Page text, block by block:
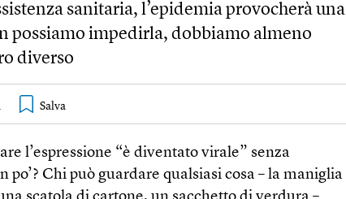
sanitaria, l’epidemia provocherà una
possiamo impedirla, dobbiamo almeno
diverso
l’espressione “è diventato virale” senza
po’? Chi può guardare qualsiasi cosa – la maniglia